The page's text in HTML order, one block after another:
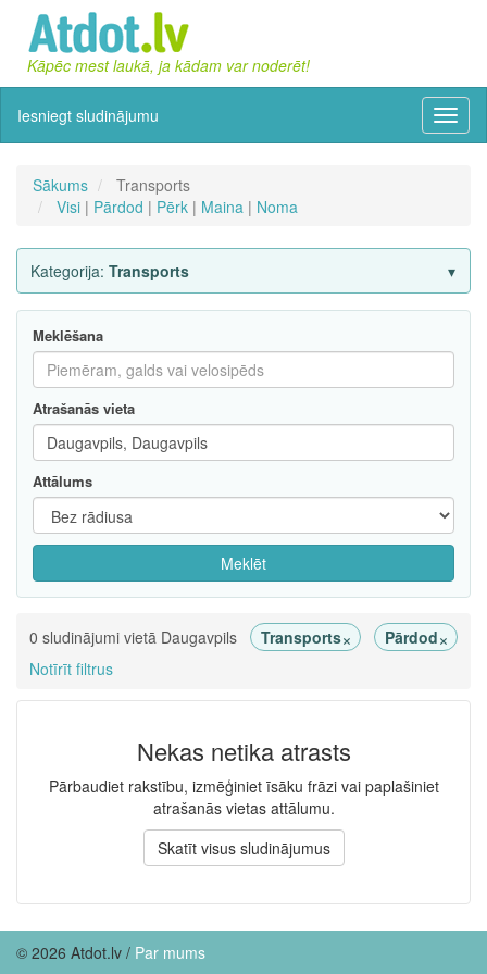
Kāpēc mest laukā, ja kādam var noderēt!
Iesniegt sludinājumu
Sākums
Transports
Visi | Pārdod | Pērk | Maina | Noma
Kategorija: Transports
Meklēšana
Atrašanās vieta
Attālums
Meklēt
0 sludinājumi vietā Daugavpils Transports× Pārdod×
Notīrīt filtrus
Nekas netika atrasts
Pārbaudiet rakstību, izmēģiniet īsāku frāzi vai paplašiniet
atrašanās vietas attālumu.
Skatīt visus sludinājumus
© 2026 Atdot.lv / Par mums